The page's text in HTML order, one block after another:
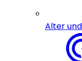
Alter